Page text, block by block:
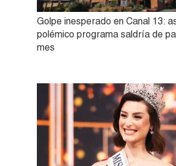
Golpe inesperado en Canal 13:
polémico programa saldría de
mes